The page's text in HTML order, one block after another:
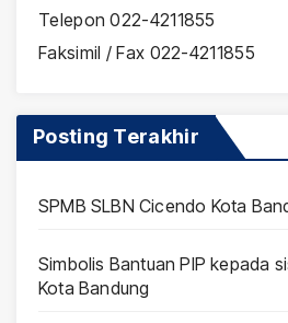
Telepon 022-4211855
Faksimil / Fax 022-4211855
Posting Terakhir
SPMB SLBN Cicendo Kota
Simbolis Bantuan PIP kepada
Kota Bandung